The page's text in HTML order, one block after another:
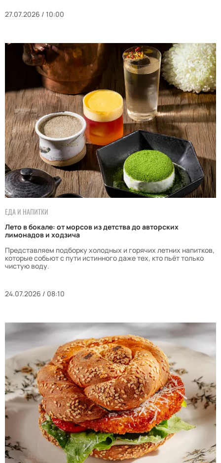
27.07.2026 / 10:00
ЕДА И НАПИТКИ
Лето в бокале: от морсов из детства до авторских
лимонадов и ходзича
Представляем подборку холодных и горячих летних напитков,
которые собьют с пути истинного даже тех, кто пьёт только
чистую воду.
24.07.2026 / 08:10